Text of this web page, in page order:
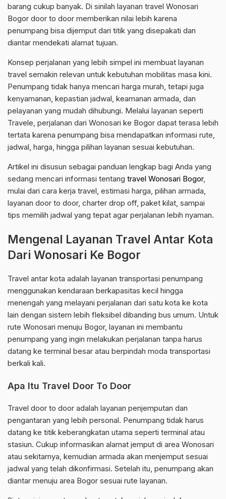
barang cukup banyak. Di sinilah layanan travel Wonosari
Bogor door to door memberikan nilai lebih karena
penumpang bisa dijemput dari titik yang disepakati dan
diantar mendekati alamat tujuan.
Konsep perjalanan yang lebih simpel ini membuat layanan
travel semakin relevan untuk kebutuhan mobilitas masa kini.
Penumpang tidak hanya mencari harga murah, tetapi juga
kenyamanan, kepastian jadwal, keamanan armada, dan
pelayanan yang mudah dihubungi. Melalui layanan seperti
Travele, perjalanan dari Wonosari ke Bogor dapat terasa lebih
tertata karena penumpang bisa mendapatkan informasi rute,
jadwal, harga, hingga pilihan layanan sesuai kebutuhan.
Artikel ini disusun sebagai panduan lengkap bagi Anda yang
sedang mencari informasi tentang travel Wonosari Bogor,
mulai dari cara kerja travel, estimasi harga, pilihan armada,
layanan door to door, charter drop off, paket kilat, sampai
tips memilih jadwal yang tepat agar perjalanan lebih nyaman.
Mengenal Layanan Travel Antar Kota
Dari Wonosari Ke Bogor
Travel antar kota adalah layanan transportasi penumpang
menggunakan kendaraan berkapasitas kecil hingga
menengah yang melayani perjalanan dari satu kota ke kota
lain dengan sistem lebih fleksibel dibanding bus umum. Untuk
rute Wonosari menuju Bogor, layanan ini membantu
penumpang yang ingin melakukan perjalanan tanpa harus
datang ke terminal besar atau berpindah moda transportasi
berkali kali.
Apa Itu Travel Door To Door
Travel door to door adalah layanan penjemputan dan
pengantaran yang lebih personal. Penumpang tidak harus
datang ke titik keberangkatan utama seperti terminal atau
stasiun. Cukup informasikan alamat jemput di area Wonosari
atau sekitarnya, kemudian armada akan menjemput sesuai
jadwal yang telah dikonfirmasi. Setelah itu, penumpang akan
diantar menuju area Bogor sesuai rute layanan.